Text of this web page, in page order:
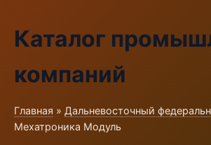
Каталог
компаний
Главная » Дальневосточный
Мехатроника Модуль